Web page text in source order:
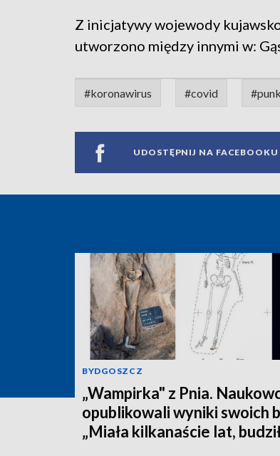
Z inicjatywy wojewody
utworzono między innymi w:
#koronawirus #covid
UDOSTĘPNIJ NA FACEBOOKU
BYDGOSZCZ
„Wampirka" z Pnia.
opublikowali wyniki swoich
„Miała kilkanaście lat,